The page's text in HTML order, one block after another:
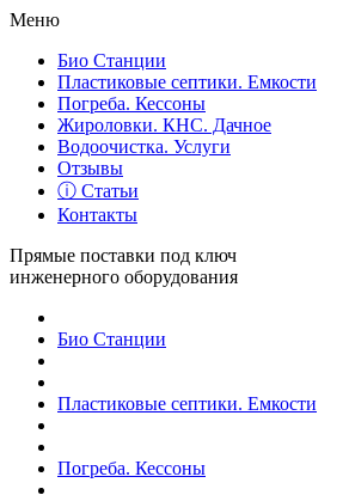
Меню
Био Станции
Пластиковые септики. Емкости
Погреба. Кессоны
Жироловки. КНС. Дачное
Водоочистка. Услуги
Отзывы
ⓘ Статьи
Контакты
Прямые поставки под ключ
инженерного оборудования
Био Станции
Пластиковые септики. Емкости
Погреба. Кессоны